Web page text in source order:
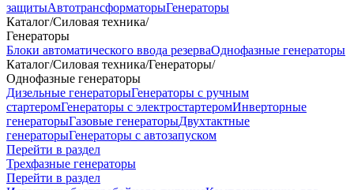
защитыАвтотрансформаторыГенераторы
Каталог/Силовая техника/
Генераторы
Блоки автоматического ввода резерваОднофазные генераторы
Каталог/Силовая техника/Генераторы/
Однофазные генераторы
Дизельные генераторыГенераторы с ручным
стартеромГенераторы с электростартеромИнверторные
генераторыГазовые генераторыДвухтактные
генераторыГенераторы с автозапуском
Перейти в раздел
Трехфазные генераторы
Перейти в раздел